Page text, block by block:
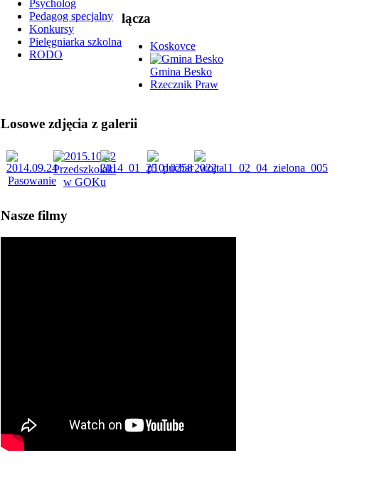
Psycholog
Pedagog specjalny
Konkursy
Pielęgniarka szkolna
RODO
lącza
Koskovce
Gmina Besko
Rzecznik Praw
Losowe zdjęcia z galerii
Nasze filmy